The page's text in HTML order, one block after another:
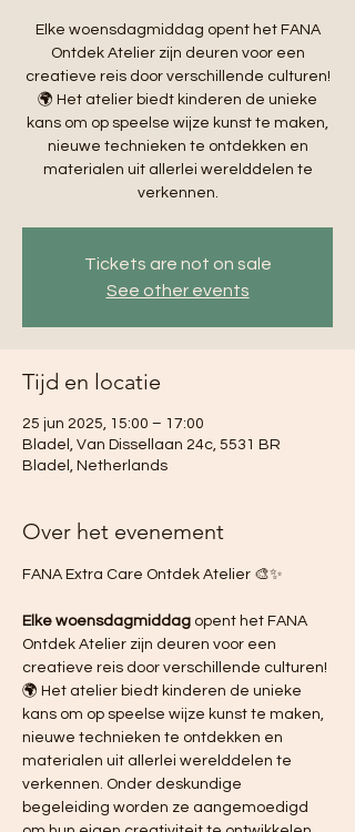
Elke woensdagmiddag opent het FANA
Ontdek Atelier zijn deuren voor een
creatieve reis door verschillende culturen!
🌍 Het atelier biedt kinderen de unieke
kans om op speelse wijze kunst te maken,
nieuwe technieken te ontdekken en
materialen uit allerlei werelddelen te
verkennen.
Tickets are not on sale
See other events
Tijd en locatie
25 jun 2025, 15:00 – 17:00
Bladel, Van Dissellaan 24c, 5531 BR
Bladel, Netherlands
Over het evenement
FANA Extra Care Ontdek Atelier 🎨✨
Elke woensdagmiddag opent het FANA
Ontdek Atelier zijn deuren voor een
creatieve reis door verschillende culturen!
🌍 Het atelier biedt kinderen de unieke
kans om op speelse wijze kunst te maken,
nieuwe technieken te ontdekken en
materialen uit allerlei werelddelen te
verkennen. Onder deskundige
begeleiding worden ze aangemoedigd